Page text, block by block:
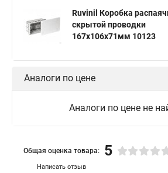
Ruvinil Коробка
скрытой проводки
167х106х71мм 10123
Аналоги по цене
Аналоги по цене не
Написать отзыв
Общая оценка товара: 5